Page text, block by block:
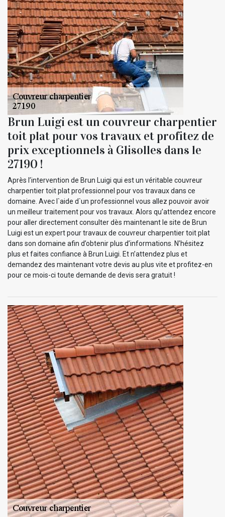
Brun Luigi est un couvreur charpentier
toit plat pour vos travaux et profitez de
prix exceptionnels à Glisolles dans le
27190 !
Après l’intervention de Brun Luigi qui est un véritable couvreur
charpentier toit plat professionnel pour vos travaux dans ce
domaine. Avec l`aide d`un professionnel vous allez pouvoir avoir
un meilleur traitement pour vos travaux. Alors qu’attendez encore
pour aller directement consulter dès maintenant le site de Brun
Luigi est un expert pour travaux de couvreur charpentier toit plat
dans son domaine afin d’obtenir plus d’informations. N’hésitez
plus et faites confiance à Brun Luigi. Et n’attendez plus et
demandez des maintenant votre devis au plus vite et profitez-en
pour ce mois-ci toute demande de devis sera gratuit !